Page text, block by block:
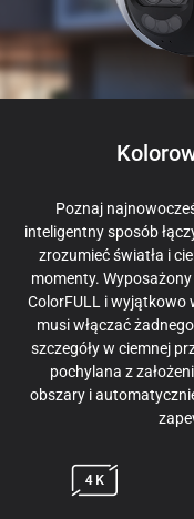
Poznaj
inteligentny sposób
zrozumieć światła i
momenty.
ColorFULL i wyjątkowo
musi włączać
szczegóły w ciemnej
pochylana z
obszary i